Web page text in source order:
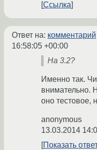
Ссылка
Ответ на: комментарий
16:58:05 +00:00
На 3.2?
Именно так.
внимательно.
оно тестовое,
anonymous
13.03.2014
Показать